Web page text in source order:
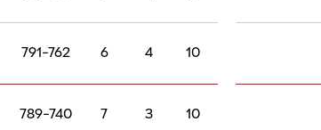
10
4
6
791-762
10
3
7
789-740